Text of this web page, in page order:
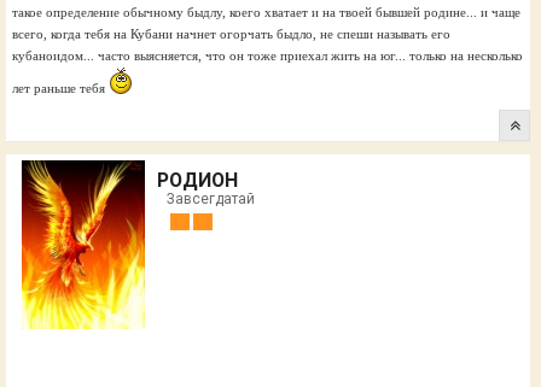
такое определение обычному быдлу, коего хватает и на твоей бывшей родине... и чаще
всего, когда тебя на Кубани начнет огорчать быдло, не спеши называть его
кубаноидом... часто выясняется, что он тоже приехал жить на юг... только на несколько
лет раньше тебя
РОДИОН
Завсегдатай